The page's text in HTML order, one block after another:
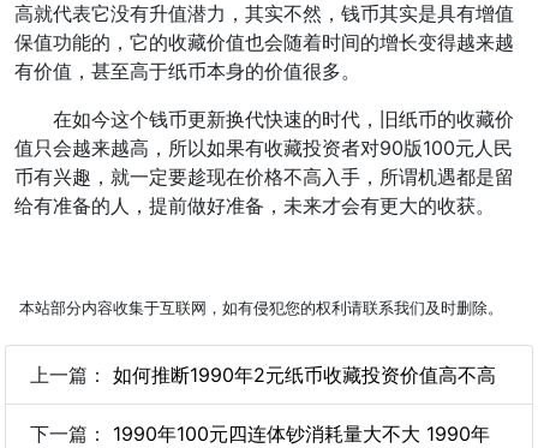
高就代表它没有升值潜力，其实不然，钱币其实是具有增值
保值功能的，它的收藏价值也会随着时间的增长变得越来越
有价值，甚至高于纸币本身的价值很多。
在如今这个钱币更新换代快速的时代，旧纸币的收藏价
值只会越来越高，所以如果有收藏投资者对90版100元人民
币有兴趣，就一定要趁现在价格不高入手，所谓机遇都是留
给有准备的人，提前做好准备，未来才会有更大的收获。
本站部分内容收集于互联网，如有侵犯您的权利请联系我们及时删除。
上一篇： 如何推断1990年2元纸币收藏投资价值高不高
下一篇： 1990年100元四连体钞消耗量大不大 1990年